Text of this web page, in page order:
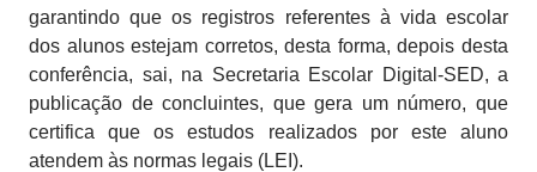
garantindo que os registros referentes à vida escolar
dos alunos estejam corretos, desta forma, depois desta
conferência, sai, na Secretaria Escolar Digital-SED, a
publicação de concluintes, que gera um número, que
certifica que os estudos realizados por este aluno
atendem às normas legais (LEI).